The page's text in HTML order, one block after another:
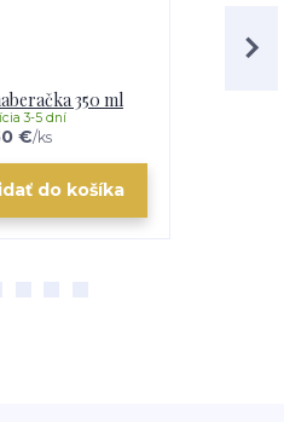
350 ml
€/ks
3-5 dní
do košíka